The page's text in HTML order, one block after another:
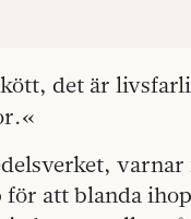
det är
för att blanda